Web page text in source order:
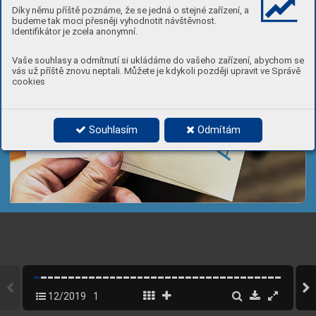
Díky němu příště poznáme, že se jedná o stejné zařízení, a
budeme tak moci přesněji vyhodnotit návštěvnost.
Identifikátor je zcela anonymní.
Vaše souhlasy a odmítnutí si ukládáme do vašeho zařízení, abychom se
vás už příště znovu neptali. Můžete je kdykoli později upravit ve Správě
cookies
Souhlasím Odmítám
ŘEJ
E V
P
ŘÍJ
E
M
N
É P
S
V
Á
TKŮ V
N
O
A Ú
S
N
Ý RO
12/2019 1